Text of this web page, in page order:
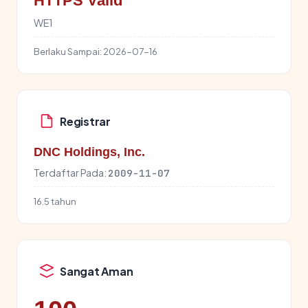
WE1
Berlaku Sampai: 2026-07-16
Registrar
DNC Holdings, Inc.
Terdaftar Pada: 2009-11-07
16.5 tahun
Sangat Aman